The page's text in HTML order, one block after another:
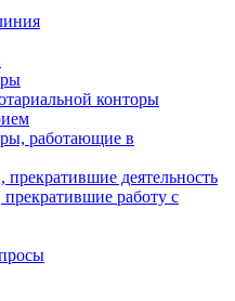
конторы
работающие в
деятельность
работу с